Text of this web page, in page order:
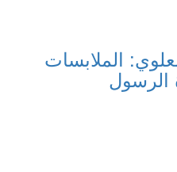
الملابسات
الرسول